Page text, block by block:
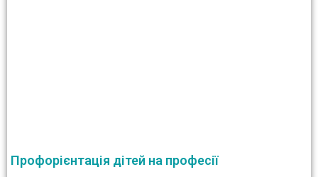
Профорієнтація дітей на професії